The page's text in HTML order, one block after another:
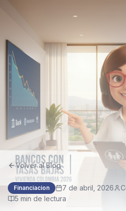
Volver al Blog
Financiacion 7 de abril, 2026
5 min de lectura